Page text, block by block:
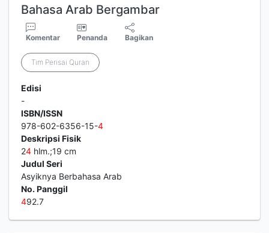
Bahasa Arab Bergambar
Komentar Penanda Bagikan
Tim Perisai Quran
Edisi
-
ISBN/ISSN
978-602-6356-15-4
Deskripsi Fisik
24 hlm.;19 cm
Judul Seri
Asyiknya Berbahasa Arab
No. Panggil
492.7